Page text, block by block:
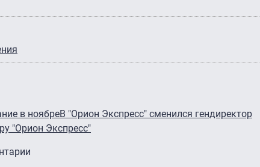
в ноябреВ "Орион Экспресс" сменился гендиректор
"Орион Экспресс"